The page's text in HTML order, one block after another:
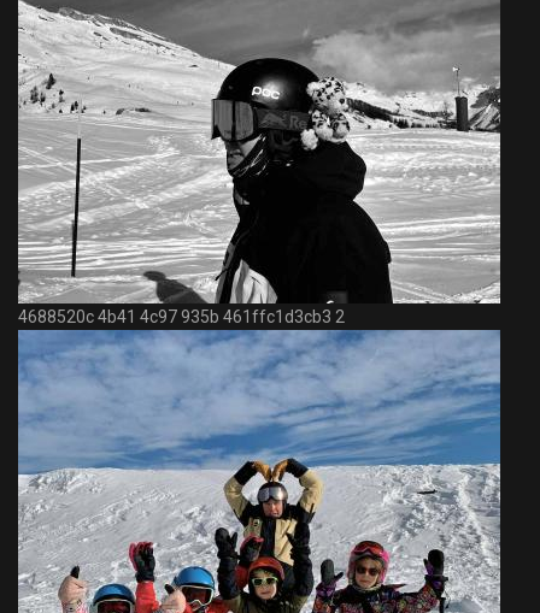
4688520c 4b41 4c97 935b 461ffc1d3cb3 2